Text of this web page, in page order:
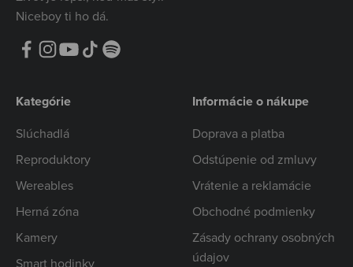
Niceboy ti ho dá.
Kategórie
Slúchadlá
Reproduktory
Wereables
Herná zóna
Kamery
Smart hodinky
Informácie o nákupe
Doprava a platba
Odstúpenie od zmluvy
Vrátenie a reklamácie
Obchodné podmienky
Zásady ochrany osobných
údajov